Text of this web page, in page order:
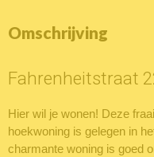
Omschrijving
Fahrenheitstraat
Hier wil je wonen! Deze
hoekwoning is gelegen in
charmante woning is goed